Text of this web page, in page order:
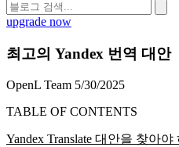
upgrade now
최고의 Yandex 번역 대안
OpenL Team 5/30/2025
TABLE OF CONTENTS
Yandex Translate 대안을 찾아야